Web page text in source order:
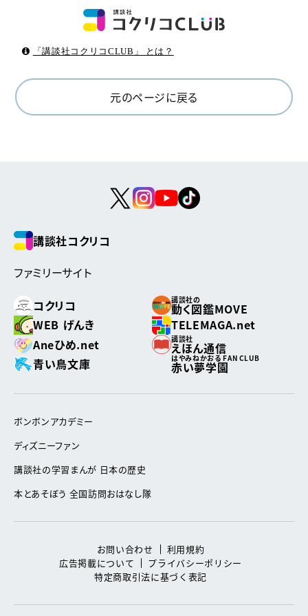
「講談社コクリコCLUB」 とは？
元のページに戻る
講談社コクリコ
ファミリーサイト
コクリコ
講談社の
動く図鑑MOVE
WEB げんき
TELEMAGA.net
Aneひめ.net
講談社
えほん通信
青い鳥文庫
はやみねかおる FAN CLUB
赤い夢学園
ボンボンアカデミー
ディズニーファン
講談社の学習まんが 日本の歴史
本とあそぼう 全国訪問おはなし隊
お問い合わせ
利用規約
広告掲載について
プライバシーポリシー
特定商取引法に基づく表記